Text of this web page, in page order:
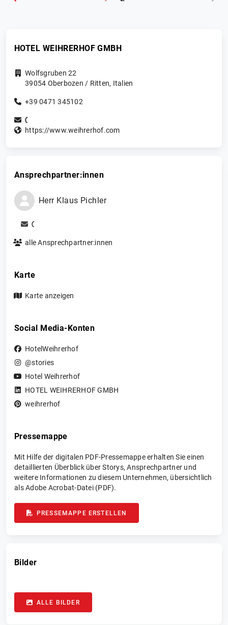
HOTEL WEIHRERHOF GMBH
Wolfsgruben 22
39054 Oberbozen / Ritten, Italien
+39 0471 345102
https://www.weihrerhof.com
Ansprechpartner:innen
Herr Klaus Pichler
alle Ansprechpartner:innen
Karte
Karte anzeigen
Social Media-Konten
HotelWeihrerhof
@stories
Hotel Weihrerhof
HOTEL WEIHRERHOF GMBH
weihrerhof
Pressemappe
Mit Hilfe der digitalen PDF-Pressemappe erhalten Sie einen
detaillierten Überblick über Storys, Ansprechpartner und
weitere Informationen zu diesem Unternehmen, übersichtlich
als Adobe Acrobat-Datei (PDF).
PRESSEMAPPE ERSTELLEN
Bilder
ALLE BILDER